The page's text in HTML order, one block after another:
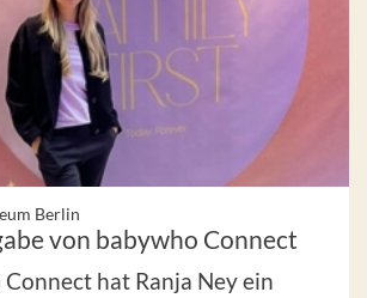
Berlin
von babywho Connect
hat Ranja Ney ein